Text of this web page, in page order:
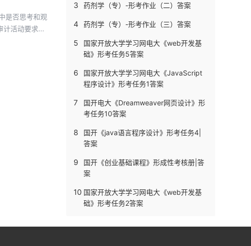
是否思考和观
计活动要求...
3 药剂学（专）-形考作业（二）答案
4 药剂学（专）-形考作业（三）答案
5
国家开放大学学习网电大《web开发基
础》形考任务5答案
6
国家开放大学学习网电大《JavaScript
程序设计》形考任务1答案
7
国开电大《Dreamweaver网页设计》形
考任务10答案
8
国开《java语言程序设计》形考任务4|
答案
9
国开《创业基础课程》形成性考核册|答
案
10 国家开放大学学习网电大《web开发基
础》形考任务2答案